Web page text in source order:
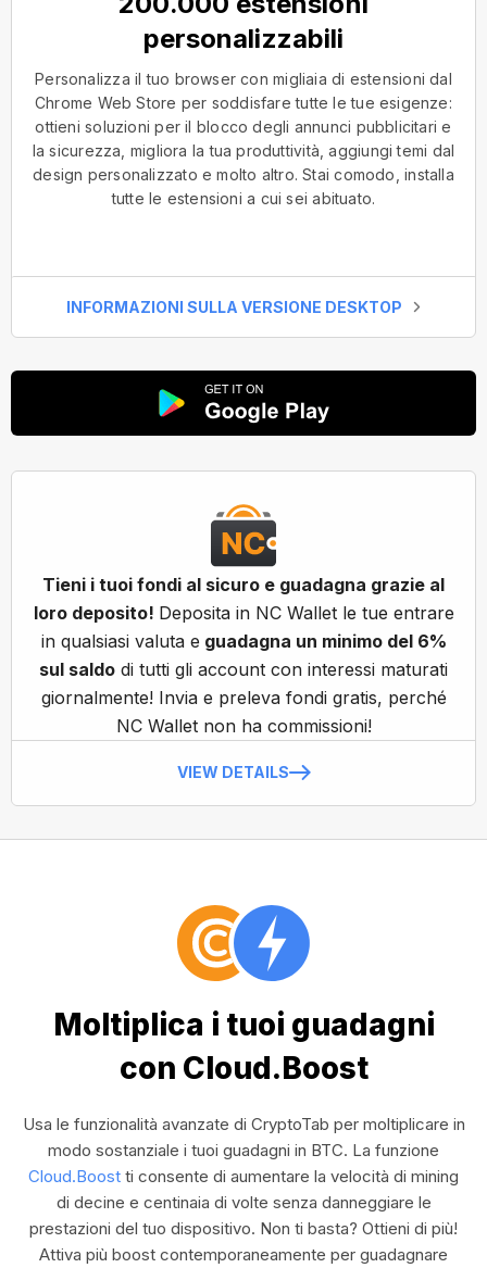
personalizzabili
Personalizza il tuo browser con migliaia di estensioni dal
Chrome Web Store per soddisfare tutte le tue esigenze:
ottieni soluzioni per il blocco degli annunci pubblicitari e
la sicurezza, migliora la tua produttività, aggiungi temi dal
design personalizzato e molto altro. Stai comodo, installa
tutte le estensioni a cui sei abituato.
INFORMAZIONI SULLA VERSIONE DESKTOP
Tieni i tuoi fondi al sicuro e guadagna grazie al
loro deposito! Deposita in NC Wallet le tue entrare
in qualsiasi valuta e guadagna un minimo del 6%
sul saldo di tutti gli account con interessi maturati
giornalmente! Invia e preleva fondi gratis, perché
NC Wallet non ha commissioni!
VIEW DETAILS
Moltiplica i tuoi guadagni
con Cloud.Boost
Usa le funzionalità avanzate di CryptoTab per moltiplicare in
modo sostanziale i tuoi guadagni in BTC. La funzione
Cloud.Boost ti consente di aumentare la velocità di mining
di decine e centinaia di volte senza danneggiare le
prestazioni del tuo dispositivo. Non ti basta? Ottieni di più!
Attiva più boost contemporaneamente per guadagnare